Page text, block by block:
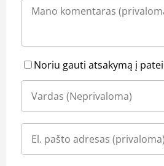
Noriu gauti atsakymą į